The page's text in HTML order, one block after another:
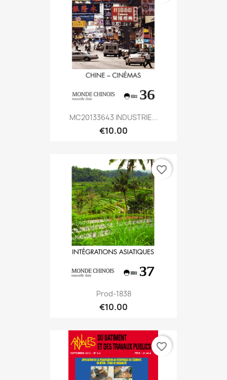
MC20133643 INDUSTRIE...
€10.00
Prod-1838
€10.00
favorite_border
favorite_border